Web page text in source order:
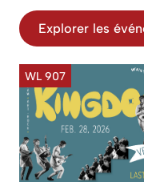
Explorer les
WL 907